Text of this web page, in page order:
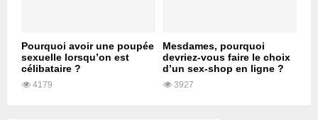
Pourquoi avoir une poupée
sexuelle lorsqu’on est
célibataire ?
4179
Mesdames, pourquoi
devriez-vous faire le choix
d’un sex-shop en ligne ?
3927